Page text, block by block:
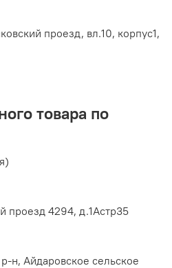
проезд, вл.10, корпус1,
товара по
проезд 4294, д.1Астр35
н, Айдаровское сельское